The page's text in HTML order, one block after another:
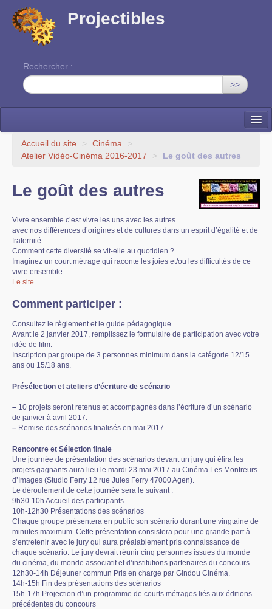
Projectibles
Rechercher :
>>
La ruche
Cinéma
Accueil du site > Cinéma
>
Atelier Vidéo-Cinéma 2016-2017
> Le goût des autres
Le goût des autres
Vivre ensemble c’est vivre les uns avec les autres
avec nos différences d’origines et de cultures dans un esprit d’égalité et de
fraternité.
Comment cette diversité se vit-elle au quotidien ?
Imaginez un court métrage qui raconte les joies et/ou les difficultés de ce
vivre ensemble.
Le site
Comment participer :
Consultez le règlement et le guide pédagogique.
Avant le 2 janvier 2017, remplissez le formulaire de participation avec votre
idée de film.
Inscription par groupe de 3 personnes minimum dans la catégorie 12/15
ans ou 15/18 ans.
Présélection et ateliers d’écriture de scénario
– 10 projets seront retenus et accompagnés dans l’écriture d’un scénario
de janvier à avril 2017.
– Remise des scénarios finalisés en mai 2017.
Rencontre et Sélection finale
Une journée de présentation des scénarios devant un jury qui élira les
projets gagnants aura lieu le mardi 23 mai 2017 au Cinéma Les Montreurs
d’Images (Studio Ferry 12 rue Jules Ferry 47000 Agen).
Le déroulement de cette journée sera le suivant :
9h30-10h Accueil des participants
10h-12h30 Présentations des scénarios
Chaque groupe présentera en public son scénario durant une vingtaine de
minutes maximum. Cette présentation consistera pour une grande part à
s’entretenir avec le jury qui aura préalablement pris connaissance de
chaque scénario. Le jury devrait réunir cinq personnes issues du monde
du cinéma, du monde associatif et d’institutions partenaires du concours.
12h30-14h Déjeuner commun Pris en charge par Gindou Cinéma.
14h-15h Fin des présentations des scénarios
15h-17h Projection d’un programme de courts métrages liés aux éditions
précédentes du concours